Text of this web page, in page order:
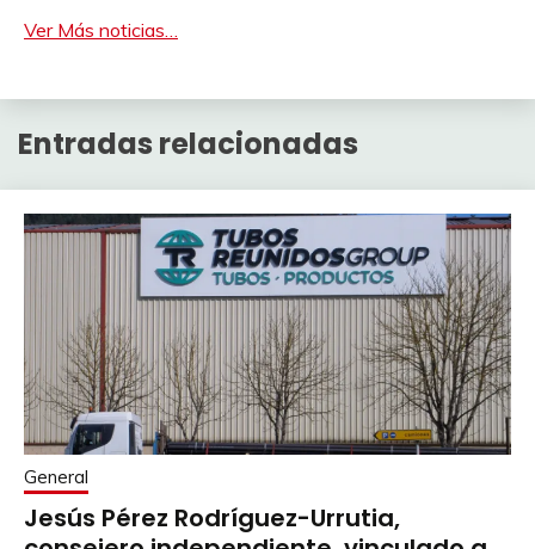
Ver Más noticias…
Entradas relacionadas
General
Jesús Pérez Rodríguez-Urrutia,